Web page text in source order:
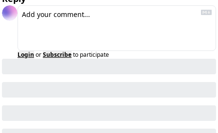
Login orSubscribeto participate